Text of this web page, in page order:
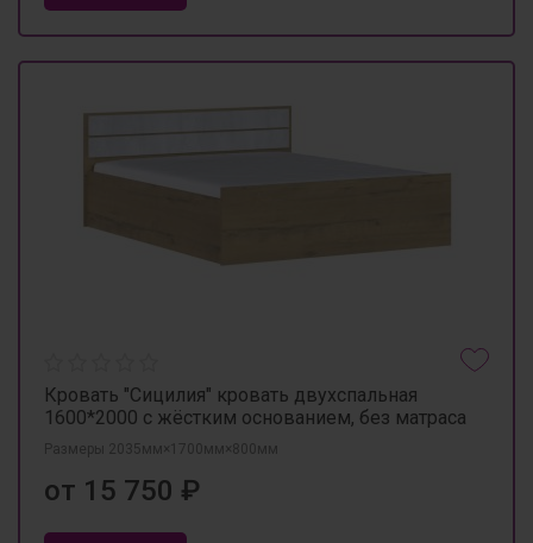
Кровать "Сицилия" кровать двухспальная
1600*2000 с жёстким основанием, без матраса
Размеры 2035мм×1700мм×800мм
от 15 750 ₽